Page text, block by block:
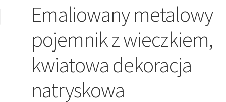
Emaliowany metalowy
pojemnik z wieczkiem,
kwiatowa dekoracja
natryskowa